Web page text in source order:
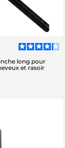
long pour
et rasoir